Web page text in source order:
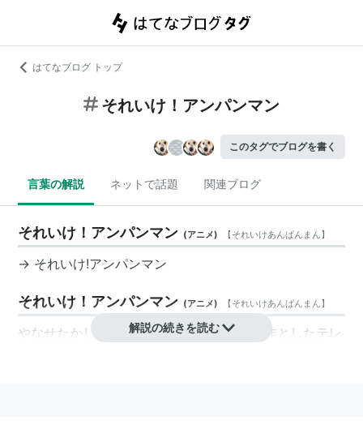
はてなブログ トップ
それいけ！アンパンマン
このタグでブログを書く
言葉の解説 ネットで話題 関連ブログ
それいけ！アンパンマン (アニメ) 【それいけあんぱんまん】
→ それいけ!アンパンマン
それいけ！アンパンマン (アニメ) 【それいけあんぱんまん】
やなせたかし の絵本「アンパンマン」を原作としたテレ
解説の続きを読む